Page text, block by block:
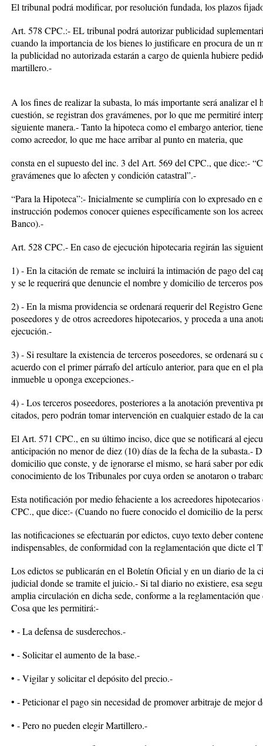
El tribunal podrá modificar, por resolución fundada, los plazos
Art. 578 CPC.:- EL tribunal podrá autorizar publicidad
cuando la importancia de los bienes lo justificare en procura de un
la publicidad no autorizada estarán a cargo de quienla hubiere
martillero.-
A los fines de realizar la subasta, lo más importante será analizar el
cuestión, se registran dos gravámenes, por lo que me permitiré
siguiente manera.- Tanto la hipoteca como el embargo anterior,
como acreedor, lo que me hace arribar al punto en materia, que
consta en el supuesto del inc. 3 del Art. 569 del CPC., que dice:-
gravámenes que lo afecten y condición catastral”.-
“Para la Hipoteca”:- Inicialmente se cumpliría con lo expresado en
instrucción podemos conocer quienes específicamente son los
Banco).-
Art. 528 CPC.- En caso de ejecución hipotecaria regirán las
1) - En la citación de remate se incluirá la intimación de pago del
y se le requerirá que denuncie el nombre y domicilio de terceros
2) - En la misma providencia se ordenará requerir del Registro
poseedores y de otros acreedores hipotecarios, y proceda a una
ejecución.-
3) - Si resultare la existencia de terceros poseedores, se ordenará
acuerdo con el primer párrafo del artículo anterior, para que en el
inmueble u oponga excepciones.-
4) - Los terceros poseedores, posteriores a la anotación preventiva
citados, pero podrán tomar intervención en cualquier estado de la
El Art. 571 CPC., en su último inciso, dice que se notificará al
anticipación no menor de diez (10) días de la fecha de la subasta.-
domicilio que conste, y de ignorarse el mismo, se hará saber por
conocimiento de los Tribunales por cuya orden se anotaron o
Esta notificación por medio fehaciente a los acreedores
CPC., que dice:- (Cuando no fuere conocido el domicilio de la
las notificaciones se efectuarán por edictos, cuyo texto deber
indispensables, de conformidad con la reglamentación que dicte el
Los edictos se publicarán en el Boletín Oficial y en un diario de la
judicial donde se tramite el juicio.- Si tal diario no existiere, esa
amplia circulación en dicha sede, conforme a la reglamentación
Cosa que les permitirá:-
• - La defensa de susderechos.-
• - Solicitar el aumento de la base.-
• - Vigilar y solicitar el depósito del precio.-
• - Peticionar el pago sin necesidad de promover arbitraje de mejor
• - Pero no pueden elegir Martillero.-